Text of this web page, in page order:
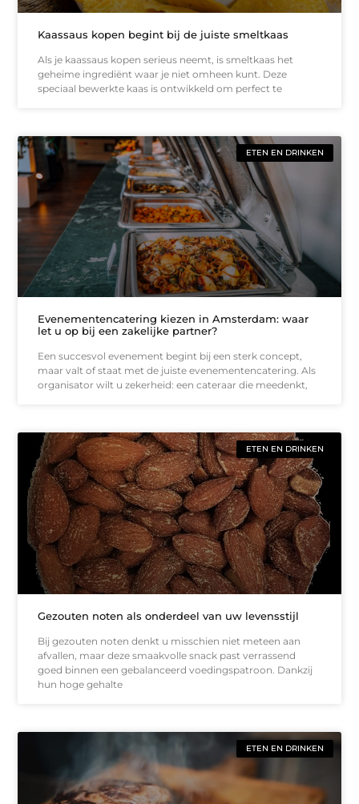
Kaassaus kopen begint bij de juiste smeltkaas
Als je kaassaus kopen serieus neemt, is smeltkaas het
geheime ingrediënt waar je niet omheen kunt. Deze
speciaal bewerkte kaas is ontwikkeld om perfect te
ETEN EN DRINKEN
Evenementencatering kiezen in Amsterdam: waar
let u op bij een zakelijke partner?
Een succesvol evenement begint bij een sterk concept,
maar valt of staat met de juiste evenementencatering. Als
organisator wilt u zekerheid: een cateraar die meedenkt,
ETEN EN DRINKEN
Gezouten noten als onderdeel van uw levensstijl
Bij gezouten noten denkt u misschien niet meteen aan
afvallen, maar deze smaakvolle snack past verrassend
goed binnen een gebalanceerd voedingspatroon. Dankzij
hun hoge gehalte
ETEN EN DRINKEN